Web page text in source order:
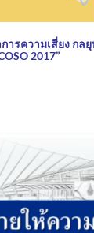
ารความเสี่ยง ก
2017”